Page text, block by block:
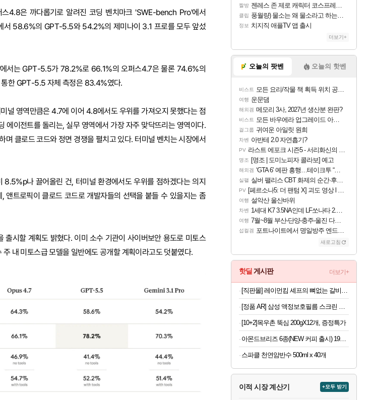
4.8은 까다롭기로 알려진 코딩 벤치마크 'SWE-bench Pro'에서
58.6%의 GPT-5.5와 54.2%의 제미나이 3.1 프로를 모두 앞섰
서는 GPT-5.5가 78.2%로 66.1%의 오퍼스4.7은 물론 74.6%의
한 GPT-5.5 자체 측정은 83.4%였다.
널 영역만큼은 4.7에 이어 4.8에서도 우위를 가져오지 못했다는 점
에이전트를 돌리는, 실무 영역에서 가장 자주 맞닥뜨리는 영역이다.
클로드 코드와 정면 경쟁을 펼치고 있다. 터미널 벤치는 시장에서
나 끌어올린 건, 터미널 환경에서도 우위를 점하겠다는 의지
앤트로픽이 클로드 코드로 개발자들의 선택을 붙들 수 있을지는 좀
시할 계획도 밝혔다. 이미 소수 기관이 사이버보안 용도로 미토스
내 미토스급 모델을 일반에도 공개할 계획이라고도 덧붙였다.
짤방 젠레스 존 제로 캐릭터 코스프레한 꽁주
클립 풍월량) 물소는 왜 물소라고 하는거야? 아! 그만 ㅋㅋ
정보 치지직 애플TV 앱 출시
더보기+
오늘의 팟벤 오늘의 핫벤
비스트 모든 요리/작물 책 획득 위치 공략 (36개) - 미식가 도전과제
여행 운문댐
해외겜 메모리 3사, 2027년 생산분 완판?
비스트 모든 바우에라 업그레이드 아이템 획득 위치 공략 (89개)
걸그룹 귀여운 아일릿 원희
차벤 아반테 2.0 자연흡기?
PV 라스트 에포크 시즌5 - 서리화신의 분노 티저
명조 [명조 | 도미노피자 콜라보] 예고
해외겜 ‘GTA 6’ 예판 흥행…테이크투 “내부 예상 크게 넘어”
실팰 실버 팰리스 CBT 화제의 순간·후기 모음
PV [페르소나5: 더 팬텀 X] 괴도 영상 l 타카마키 안·댄싱 스타
여행 설악산 울산바위
차벤 1세대 K7 3.5NA인데 LF쏘나타 2.0NA 기변하면 유류비 절약이 얼마나 될까요..?
여행 7월~8월 부산-단양-충주-울진 다녀왔어요~
섭컬겜 포트나이트에서 명일방주 엔드필드 [펠리카] 판매 예정
새로고침
핫딜 게시판 더보기+
[10+2]목우촌 뚝심 200gX12개, 증정특가
아몬드브리즈 6종(NEW 커피 출시) 190ML/950ML 10팩/24팩/48팩 중 택 1
스파클 천연암반수 500ml x 40개
이적 시장 계산기 +모두 받기